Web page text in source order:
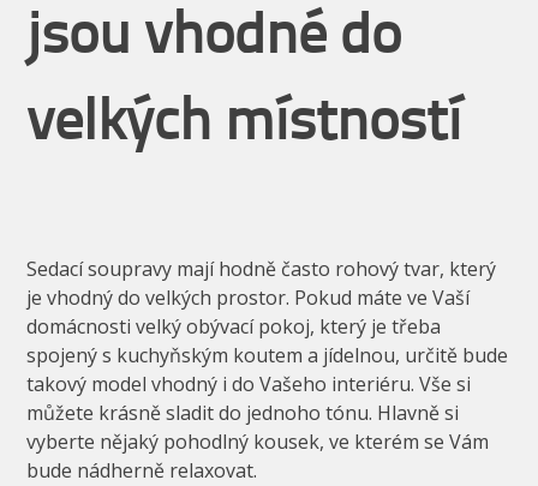
jsou vhodné do
velkých místností
Sedací soupravy mají hodně často rohový tvar, který
je vhodný do velkých prostor. Pokud máte ve Vaší
domácnosti velký obývací pokoj, který je třeba
spojený s kuchyňským koutem a jídelnou, určitě bude
takový model vhodný i do Vašeho interiéru. Vše si
můžete krásně sladit do jednoho tónu. Hlavně si
vyberte nějaký pohodlný kousek, ve kterém se Vám
bude nádherně relaxovat.